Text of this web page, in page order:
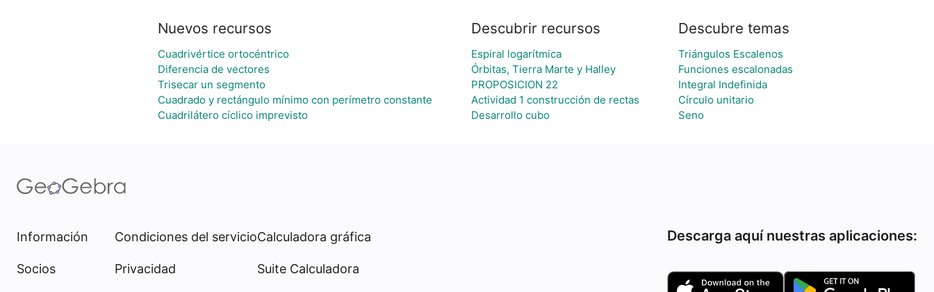
Nuevos recursos
Cuadrivértice ortocéntrico
Diferencia de vectores
Trisecar un segmento
Cuadrado y rectángulo mínimo con perímetro constante
Cuadrilátero cíclico imprevisto
Descubrir recursos
Espiral logarítmica
Órbitas, Tierra Marte y Halley
PROPOSICION 22
Actividad 1 construcción de rectas
Desarrollo cubo
Descubre temas
Triángulos Escalenos
Funciones escalonadas
Integral Indefinida
Círculo unitario
Seno
Información
Socios
Condiciones del servicio
Privacidad
Calculadora gráfica
Suite Calculadora
Descarga aquí nuestras aplicaciones: